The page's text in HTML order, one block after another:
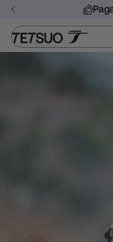
Saltar
contenido